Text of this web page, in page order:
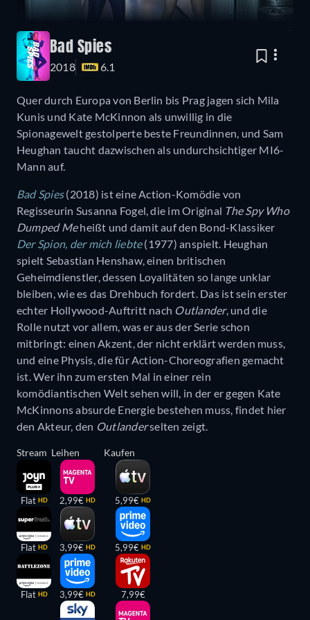
Bad Spies
2018 6.1
Quer durch Europa von Berlin bis Prag jagen sich Mila
Kunis und Kate McKinnon als unwillig in die
Spionagewelt gestolperte beste Freundinnen, und Sam
Heughan taucht dazwischen als undurchsichtiger MI6-
Mann auf.
Bad Spies(2018) ist eine Action-Komödie von
Regisseurin Susanna Fogel, die im Original The Spy Who
Dumped Meheißt und damit auf den Bond-Klassiker
Der Spion, der mich liebte(1977) anspielt. Heughan
spielt Sebastian Henshaw, einen britischen
Geheimdienstler, dessen Loyalitäten so lange unklar
bleiben, wie es das Drehbuch fordert. Das ist sein erster
echter Hollywood-Auftritt nach Outlander, und die
Rolle nutzt vor allem, was er aus der Serie schon
mitbringt: einen Akzent, der nicht erklärt werden muss,
und eine Physis, die für Action-Choreografien gemacht
ist. Wer ihn zum ersten Mal in einer rein
komödiantischen Welt sehen will, in der er gegen Kate
McKinnons absurde Energie bestehen muss, findet hier
den Akteur, den Outlanderselten zeigt.
Stream
Flat HD
Flat HD
Flat HD
Leihen
2,99€ HD
3,99€ HD
3,99€ HD
Kaufen
5,99€ HD
5,99€ HD
7,99€